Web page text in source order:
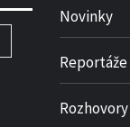
Novinky
Reportáže
Rozhovory